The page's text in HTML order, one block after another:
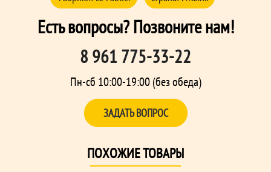
Есть вопросы? Позвоните нам!
8 961 775-33-22
Пн-сб 10:00-19:00 (без обеда)
ЗАДАТЬ ВОПРОС
ПОХОЖИЕ ТОВАРЫ